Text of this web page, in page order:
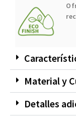
Material y
Detalles